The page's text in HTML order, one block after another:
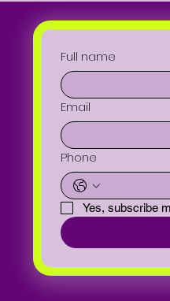
Full name
Email
Phone
Yes, subscribe